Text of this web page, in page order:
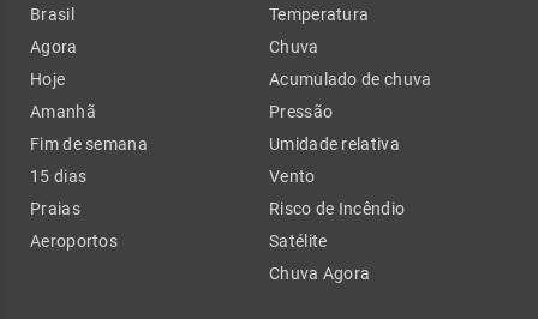
Brasil
Agora
Hoje
Amanhã
Fim de semana
15 dias
Praias
Aeroportos
Temperatura
Chuva
Acumulado de chuva
Pressão
Umidade relativa
Vento
Risco de Incêndio
Satélite
Chuva Agora